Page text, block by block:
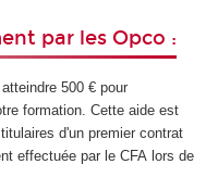
par les Opco :
500 € pour
formation. Cette aide est
d'un premier contrat
effectuée par le CFA lors de